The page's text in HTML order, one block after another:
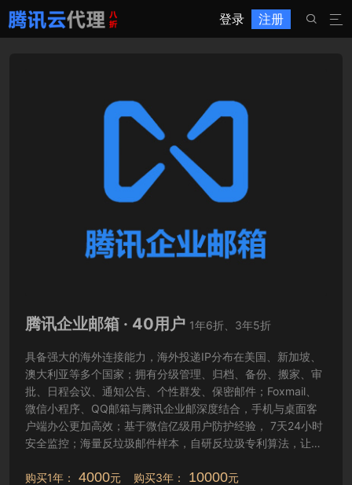
登录 注册 

腾讯企业邮箱 · 40用户 1年6折、3年5折
具备强大的海外连接能力，海外投递IP分布在美国、新加坡、
澳大利亚等多个国家；拥有分级管理、归档、备份、搬家、审
批、日程会议、通知公告、个性群发、保密邮件；Foxmail、
微信小程序、QQ邮箱与腾讯企业邮深度结合，手机与桌面客
户端办公更加高效；基于微信亿级用户防护经验， 7天24小时
安全监控；海量反垃圾邮件样本，自研反垃圾专利算法，让工
购买1年：
4000元 购买3年： 10000元